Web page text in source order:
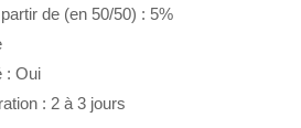
de (en 50/50) : 5%
: Oui
: 2 à 3 jours